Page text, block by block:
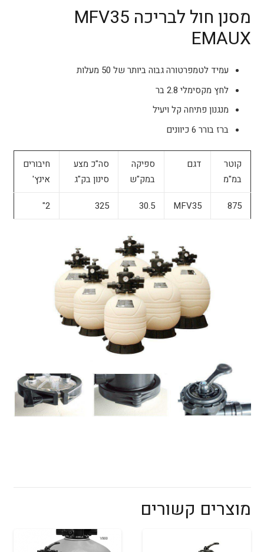
אמוקס
מסנן חול לבריכה MFV35
EMAUX
עמיד לטמפרטורה גבוה ביותר של 50 מעלות
לחץ מקסימלי 2.8 בר
מנגנון פתיחה קל ויעיל
ברז בורר 6 כיוונים
קוטר
במ"מ
דגם
ספיקה
במק"ש
סה"כ מצע
סינון בק"ג
חיבורים
אינץ'
875
MFV35
30.5
325
2"
מוצרים קשורים